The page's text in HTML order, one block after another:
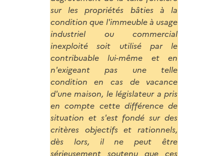
sur les propriétés bâties à la
condition que l'immeuble à usage
industriel ou commercial
inexploité soit utilisé par le
contribuable lui-même et en
n'exigeant pas une telle
condition en cas de vacance
d'une maison, le législateur a pris
en compte cette différence de
situation et s'est fondé sur des
critères objectifs et rationnels,
dès lors, il ne peut être
sérieusement soutenu que ces